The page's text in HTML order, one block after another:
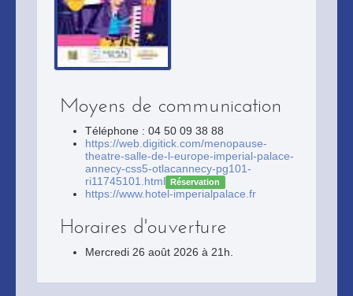
Moyens de communication
Téléphone : 04 50 09 38 88
https://web.digitick.com/menopause-
theatre-salle-de-l-europe-imperial-palace-
annecy-css5-otlacannecy-pg101-
ri11745101.html Réservation
https://www.hotel-imperialpalace.fr
Horaires d'ouverture
Mercredi 26 août 2026 à 21h.